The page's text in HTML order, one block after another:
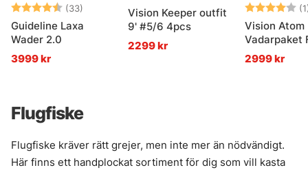
Betyg: (33)
4.6 utav 5 stjärnor
Guideline Laxa
Wader 2.0
3999 kr
Vision Keeper outfit
9' #5/6 4pcs
2299 kr
Betyg:
Vision Atom
Vadarpaket
2999 kr
Flugfiske
Flugfiske kräver rätt grejer, men inte mer än nödvändigt.
Här finns ett handplockat sortiment för dig som vill kasta